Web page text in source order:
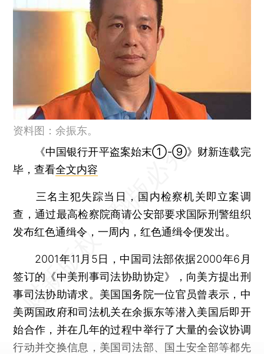
资料图：余振东。
《中国银行开平盗案始末①-⑨》财新连载完
毕，查看全文内容
三名主犯失踪当日，国内检察机关即立案调
查，通过最高检察院商请公安部要求国际刑警组织
发布红色通缉令，一周内，红色通缉令便发出。
2001年11月5日，中国司法部依据2000年6月
签订的《中美刑事司法协助协定》，向美方提出刑
事司法协助请求。美国国务院一位官员曾表示，中
美两国政府和司法机关在余振东等潜入美国后即开
始合作，并在几年的过程中举行了大量的会议协调
行动并交换信息，美国司法部、国土安全部等都先